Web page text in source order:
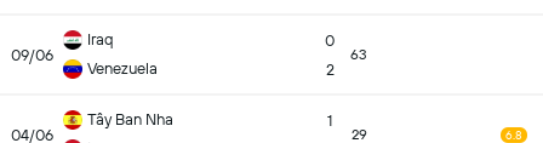
09/06
Iraq
Venezuela
0
2
63
04/06
Tây Ban Nha
1
29 6.8